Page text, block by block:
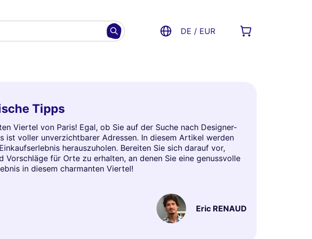
DE / EUR
Tipps
Viertel von Paris! Egal, ob Sie auf der Suche nach Designer-
voller unverzichtbarer Adressen. In diesem Artikel werden
herauszuholen. Bereiten Sie sich darauf vor,
für Orte zu erhalten, an denen Sie eine genussvolle
in diesem charmanten Viertel!
Eric RENAUD